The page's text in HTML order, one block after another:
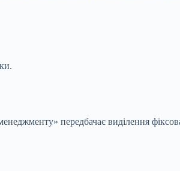
передбачає виділення